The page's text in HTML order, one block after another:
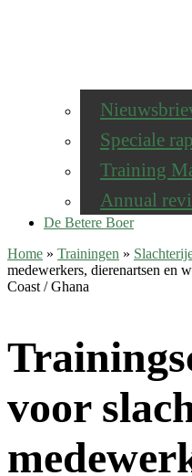
Speciale
Training
Annual
De Betere Boer
Home » Trainingen »
medewerkers, dierenartsen en
Coast / Ghana
voor